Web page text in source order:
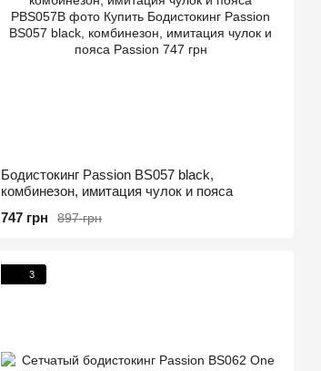
Бодистокинг Passion BS057 black,
комбинезон, имитация чулок и пояса
897 грн
747 грн
3